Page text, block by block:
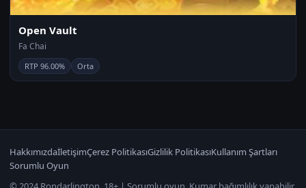
Open Vault
Fa Chai
RTP 96.00% Orta
HakkımızdaİletişimÇerez PolitikasıGizlilik PolitikasıKullanım Şartları
Sorumlu Oyun